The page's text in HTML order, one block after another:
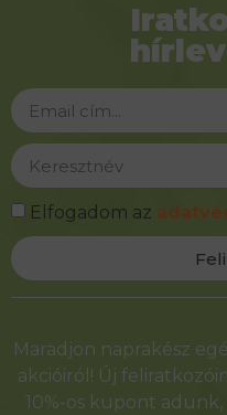
Elfogadom az
Alternative:
Maradjon naprakész
akcióiról! Új
10%-os kupont